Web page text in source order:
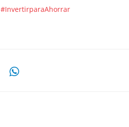
#InvertirparaAhorrar